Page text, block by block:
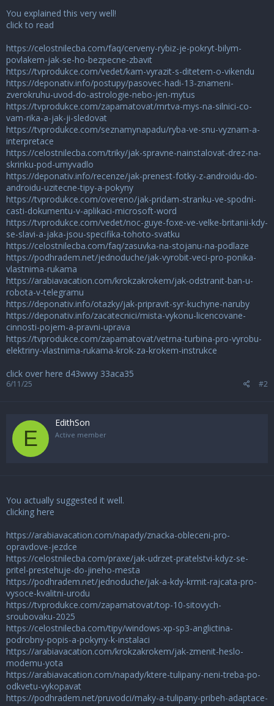
You explained this very well!
click to read
https://celostnilecba.com/faq/cerveny-rybiz-je-pokryt-bilym-
povlakem-jak-se-ho-bezpecne-zbavit
https://tvprodukce.com/vedet/kam-vyrazit-s-ditetem-o-vikendu
https://deponativ.info/postupy/pasovec-hadi-13-znameni-
zverokruhu-uvod-do-astrologie-nebo-jen-mytus
https://tvprodukce.com/zapamatovat/mrtva-mys-na-silnici-co-
vam-rika-a-jak-ji-sledovat
https://tvprodukce.com/seznamynapadu/ryba-ve-snu-vyznam-a-
interpretace
https://celostnilecba.com/triky/jak-spravne-nainstalovat-drez-na-
skrinku-pod-umyvadlo
https://deponativ.info/recenze/jak-prenest-fotky-z-androidu-do-
androidu-uzitecne-tipy-a-pokyny
https://tvprodukce.com/overeno/jak-pridam-stranku-ve-spodni-
casti-dokumentu-v-aplikaci-microsoft-word
https://tvprodukce.com/vedet/noc-guye-foxe-ve-velke-britanii-kdy-
se-slavi-a-jaka-jsou-specifika-tohoto-svatku
https://celostnilecba.com/faq/zasuvka-na-stojanu-na-podlaze
https://podhradem.net/jednoduche/jak-vyrobit-veci-pro-ponika-
vlastnima-rukama
https://arabiavacation.com/krokzakrokem/jak-odstranit-ban-u-
robota-v-telegramu
https://deponativ.info/otazky/jak-pripravit-syr-kuchyne-naruby
https://deponativ.info/zacatecnici/mista-vykonu-licencovane-
cinnosti-pojem-a-pravni-uprava
https://tvprodukce.com/zapamatovat/vetrna-turbina-pro-vyrobu-
elektriny-vlastnima-rukama-krok-za-krokem-instrukce
click over here d43wwy 33aca35
6/11/25 #2
E
EdithSon
Active member
You actually suggested it well.
clicking here
https://arabiavacation.com/napady/znacka-obleceni-pro-
opravdove-jezdce
https://celostnilecba.com/praxe/jak-udrzet-pratelstvi-kdyz-se-
pritel-prestehuje-do-jineho-mesta
https://podhradem.net/jednoduche/jak-a-kdy-krmit-rajcata-pro-
vysoce-kvalitni-urodu
https://tvprodukce.com/zapamatovat/top-10-sitovych-
sroubovaku-2025
https://celostnilecba.com/tipy/windows-xp-sp3-anglictina-
podrobny-popis-a-pokyny-k-instalaci
https://arabiavacation.com/krokzakrokem/jak-zmenit-heslo-
modemu-yota
https://arabiavacation.com/napady/ktere-tulipany-neni-treba-po-
odkvetu-vykopavat
https://podhradem.net/pruvodci/maky-a-tulipany-pribeh-adaptace-